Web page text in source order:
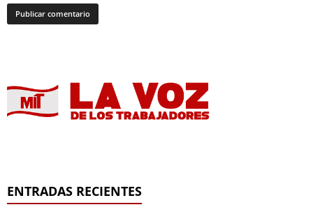
ENTRADAS RECIENTES